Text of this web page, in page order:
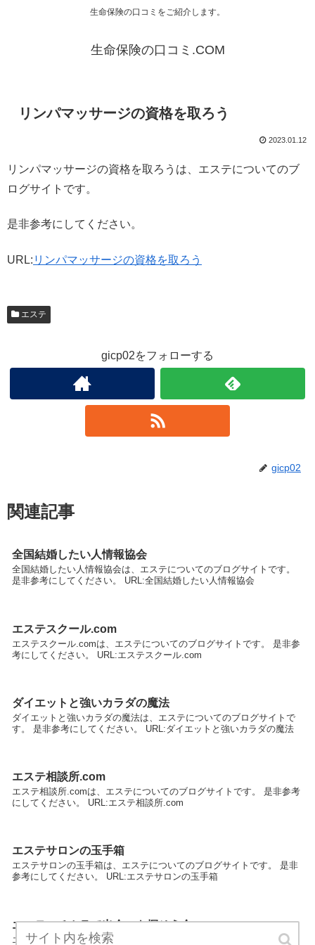
生命保険の口コミをご紹介します。
生命保険の口コミ.COM
リンパマッサージの資格を取ろう
2023.01.12
リンパマッサージの資格を取ろうは、エステについてのブ
ログサイトです。
是非参考にしてください。
URL: リンパマッサージの資格を取ろう
エステ
gicp02をフォローする
gicp02
関連記事
全国結婚したい人情報協会
全国結婚したい人情報協会は、エステについてのブログサイトです。
是非参考にしてください。 URL:全国結婚したい人情報協会
エステスクール.com
エステスクール.comは、エステについてのブログサイトです。 是非参
考にしてください。 URL:エステスクール.com
ダイエットと強いカラダの魔法
ダイエットと強いカラダの魔法は、エステについてのブログサイトで
す。 是非参考にしてください。 URL:ダイエットと強いカラダの魔法
エステ相談所.com
エステ相談所.comは、エステについてのブログサイトです。 是非参考
にしてください。 URL:エステ相談所.com
エステサロンの玉手箱
エステサロンの玉手箱は、エステについてのブログサイトです。 是非
参考にしてください。 URL:エステサロンの玉手箱
エステのチカラで出会いを探そう会
エステのチカラで出会いを探そう会は、エステについてのブログサイ